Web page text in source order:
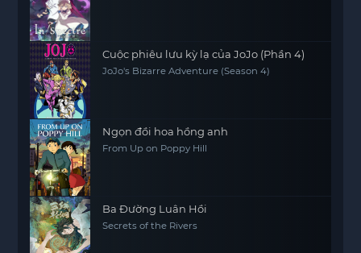
Cuộc phiêu lưu kỳ lạ của JoJo (Phần 4)
JoJo's Bizarre Adventure (Season 4)
Ngọn đồi hoa hồng anh
From Up on Poppy Hill
Ba Đường Luân Hồi
Secrets of the Rivers